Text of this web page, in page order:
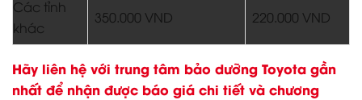
Các tỉnh
khác
350.000 VND 220.000 VND
Hãy liên hệ với trung tâm bảo dưỡng Toyota gần
nhất để nhận được báo giá chi tiết và chương